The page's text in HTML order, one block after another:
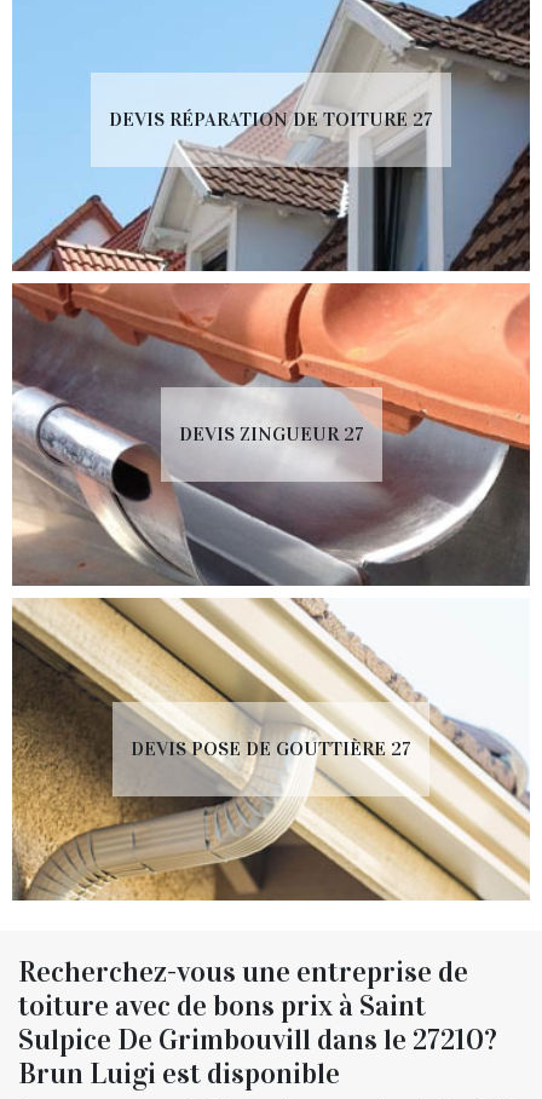
DEVIS RÉPARATION DE TOITURE 27
DEVIS ZINGUEUR 27
DEVIS POSE DE GOUTTIÈRE 27
Recherchez-vous une entreprise de
toiture avec de bons prix à Saint
Sulpice De Grimbouvill dans le 27210?
Brun Luigi est disponible